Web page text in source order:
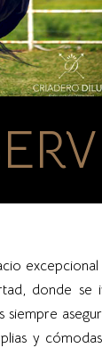
donde se
siempre
y